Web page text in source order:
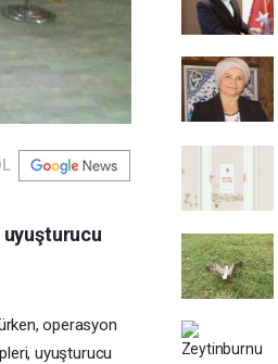
uyuşturucu
operasyon
uyuşturucu